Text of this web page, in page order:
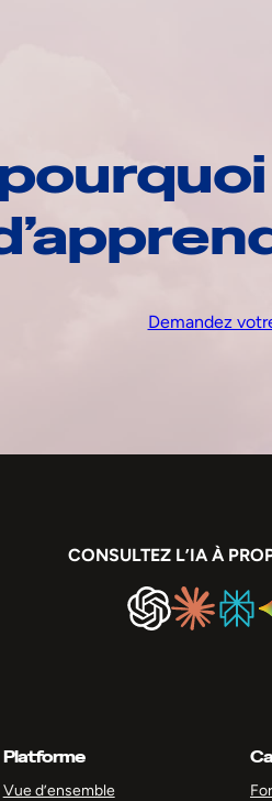
Demandez
CONSULTEZ L’IA À
Platforme
Vue d’ensemble